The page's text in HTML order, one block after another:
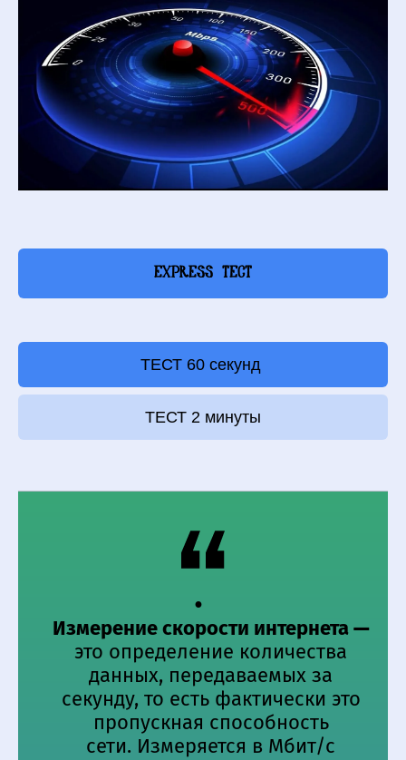
express ТЕСТ
ТЕСТ 60 секунд
ТЕСТ 2 минуты
Измерение скорости интернета—
это определение количества
данных, передаваемых за
секунду, то есть фактически это
пропускная способность
сети. Измеряется в Мбит/c